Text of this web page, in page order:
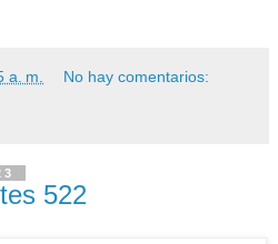
a. m. No hay comentarios:
522